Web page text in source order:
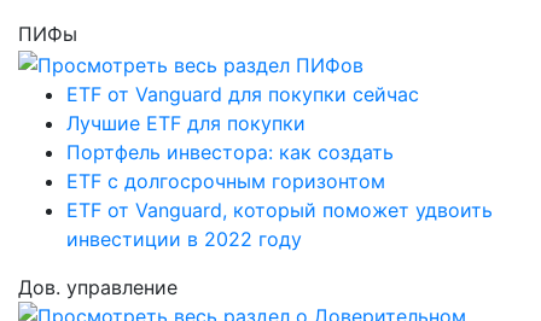
ПИФы
ETF от Vanguard для покупки сейчас
Лучшие ETF для покупки
Портфель инвестора: как создать
ETF с долгосрочным горизонтом
ETF от Vanguard, который поможет удвоить
инвестиции в 2022 году
Дов. управление